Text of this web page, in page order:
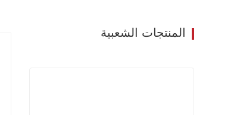
المنتجات الشعبية